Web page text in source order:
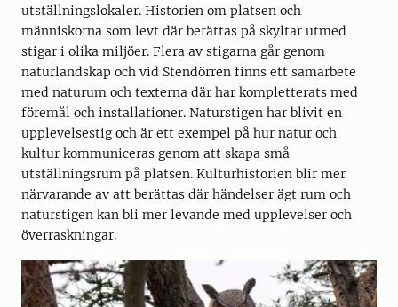
utställningslokaler. Historien om platsen och
människorna som levt där berättas på skyltar utmed
stigar i olika miljöer. Flera av stigarna går genom
naturlandskap och vid Stendörren finns ett samarbete
med naturum och texterna där har kompletterats med
föremål och installationer. Naturstigen har blivit en
upplevelsestig och är ett exempel på hur natur och
kultur kommuniceras genom att skapa små
utställningsrum på platsen. Kulturhistorien blir mer
närvarande av att berättas där händelser ägt rum och
naturstigen kan bli mer levande med upplevelser och
överraskningar.